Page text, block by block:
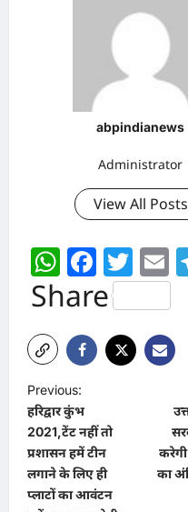
abpindianews
Administrator
View All Posts
Share
P
o
s
t
n
Previous:
हरिद्वार कुंभ
2021,टेंट नहीं तो
प्रशासन हमें टीन
लगाने के लिए ही
प्लाटों का आवंटन
का